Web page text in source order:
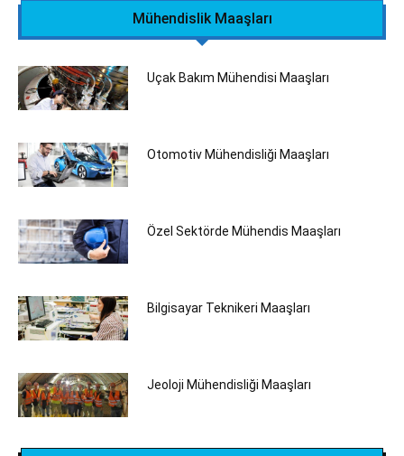
Mühendislik Maaşları
Uçak Bakım Mühendisi Maaşları
Otomotiv Mühendisliği Maaşları
Özel Sektörde Mühendis Maaşları
Bilgisayar Teknikeri Maaşları
Jeoloji Mühendisliği Maaşları